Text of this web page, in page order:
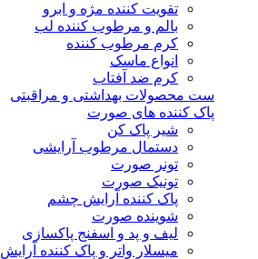
تقویت کننده مژه و ابرو
بالم و مرطوب کننده لب
کرم مرطوب کننده
انواع ماسک
کرم ضد آفتاب
ست محصولات بهداشتی و مراقبتی
پاک کننده های صورت
شیر پاک کن
دستمال مرطوب آرایشی
تونر صورت
تونیک صورت
پاک کننده آرایش چشم
شوینده صورت
لیف و پد و اسفنج پاکسازی
میسلار واتر و پاک کننده آرایش